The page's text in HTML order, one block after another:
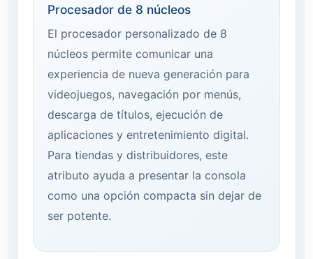
Procesador de 8 núcleos
El procesador personalizado de 8
núcleos permite comunicar una
experiencia de nueva generación para
videojuegos, navegación por menús,
descarga de títulos, ejecución de
aplicaciones y entretenimiento digital.
Para tiendas y distribuidores, este
atributo ayuda a presentar la consola
como una opción compacta sin dejar de
ser potente.